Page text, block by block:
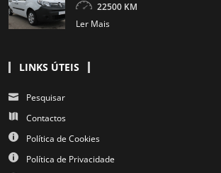
22500 KM
Ler Mais
LINKS ÚTEIS
Pesquisar
Contactos
Política de Cookies
Política de Privacidade